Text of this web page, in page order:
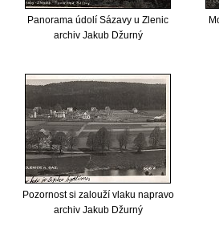
Panorama údolí Sázavy u Zlenic
archiv Jakub Džurný
Pozornost si zalouží vlaku napravo
archiv Jakub Džurný